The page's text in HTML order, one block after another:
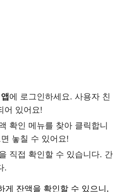
에 로그인하세요. 사용자 친
어 있어요!
확인 메뉴를 찾아 클릭합니
놓칠 수 있어요!
직접 확인할 수 있습니다. 간
.
게 잔액을 확인할 수 있으니,